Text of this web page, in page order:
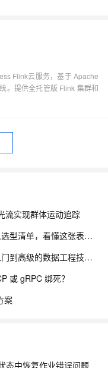
Flink云服务，基于 Apache
。提供全托管版 Flink 集群和
流实现群体运动追踪
别再闭眼堆技术栈！企业大数据开源工具选型清单，看懂这张表少走3年弯路
数据工程师为什么越做越值钱？一份从入门到高级的数据工程技能树、项目实战与简历升级指南
或 gRPC 绑死？
案
态中恢复作业错误问题